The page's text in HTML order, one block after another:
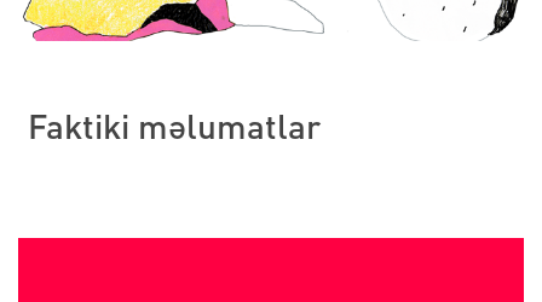
Faktiki məlumatlar